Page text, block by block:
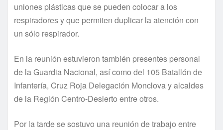
uniones plásticas que se pueden colocar a los
respiradores y que permiten duplicar la atención con
un sólo respirador.
En la reunión estuvieron también presentes personal
de la Guardia Nacional, así como del 105 Batallón de
Infantería, Cruz Roja Delegación Monclova y alcaldes
de la Región Centro-Desierto entre otros.
Por la tarde se sostuvo una reunión de trabajo entre